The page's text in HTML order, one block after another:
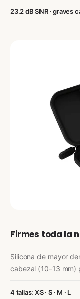
23.2 dB SNR · graves
Firmes toda la
Silicona de mayor
cabezal (10–13 mm)
4 tallas: XS · S · M · L